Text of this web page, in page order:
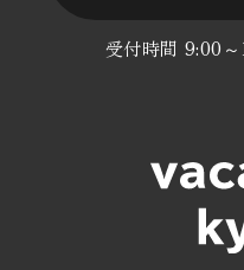
受付時間 9:00